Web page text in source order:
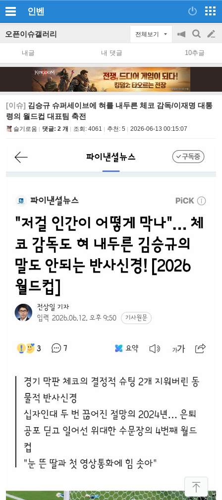
인벤
오픈이슈갤러리 전체보기
공
지
on/off
검
색
글
쓰
내글 내 댓글 10추글
[이슈] 김승규 슈퍼세이브에 혀를 내두른 체코 감독/이재명 대통
령의 월드컵 대표팀 축전
슬기로움 댓글: 2 개 조회: 4061 추천: 5 2026-06-13 00:15:07